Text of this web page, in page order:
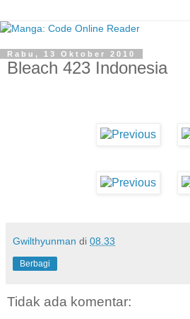
Rabu, 13 Oktober 2010
Bleach 423 Indonesia
Gwilthyunman di 08.33
Berbagi
Tidak ada komentar: